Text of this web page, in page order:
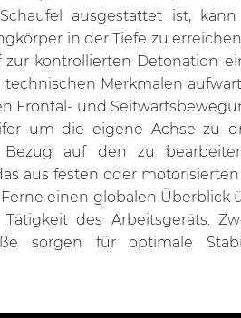
ausgestattet ist,
in der Tiefe zu
kontrollierten Detonation
Merkmalen
Frontal- und
um die eigene Achse zu
Bezug auf den zu
aus festen oder
einen globalen Überblick
des Arbeitsgeräts.
sorgen für optimale